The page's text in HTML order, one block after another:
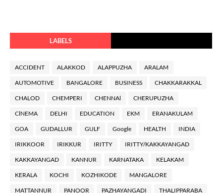
LABELS
ACCIDENT ALAKKOD ALAPPUZHA ARALAM
AUTOMOTIVE BANGALORE BUSINESS CHAKKARAKKAL
CHALOD CHEMPERI CHENNAl CHERUPUZHA
ClNEMA DELHI EDUCATION EKM ERANAKULAM
GOA GUDALLUR GULF Google HEALTH INDIA
IRIKKOOR IRIKKUR IRITTY IRITTY/KAKKAYANGAD
KAKKAYANGAD KANNUR KARNATAKA KELAKAM
KERALA KOCHI KOZHIKODE MANGALORE
MATTANNUR PANOOR PAZHAYANGADI THALIPPARABA